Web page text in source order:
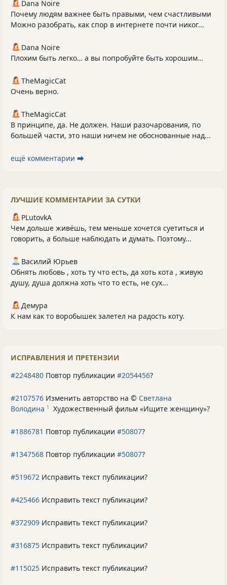
Dana Noire
Почему людям важнее быть правыми, чем счастливыми
Можно разобрать, как спор в интернете почти никог...
Dana Noire
Плохим быть легко… а вы попробуйте быть хорошим…
TheMagicCat
Очень верно.
TheMagicCat
В принципе, да. Не должен. Наши разочарования, по
большей части, это наши ничем не обоснованные над...
ещё комментарии ⮕
ЛУЧШИЕ КОММЕНТАРИИ ЗА СУТКИ
PLutоvkА
Чем дольше живёшь, тем меньше хочется суетиться и
говорить, а больше наблюдать и думать. Поэтому...
Василий Юрьев
Обнять любовь , хоть ту что есть, да хоть кота , живую
душу, душа должна хоть что то есть, не сух...
Демура
К нам как то воробышек залетел на радость коту.
ИСПРАВЛЕНИЯ И ПРЕТЕНЗИИ
#2248480 Повтор публикации #2054456?
#2107576 Изменить авторство на © Светлана
Володина 1 Художественный фильм «Ищите женщину»?
#1886781 Повтор публикации #50807?
#1347568 Повтор публикации #50807?
#519672 Исправить текст публикации?
#425466 Исправить текст публикации?
#372909 Исправить текст публикации?
#316875 Исправить текст публикации?
#115025 Исправить текст публикации?